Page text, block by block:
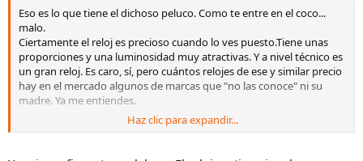
Eso es lo que tiene el dichoso peluco. Como te entre en el coco...
malo.
Ciertamente el reloj es precioso cuando lo ves puesto.Tiene unas
proporciones y una luminosidad muy atractivas. Y a nivel técnico es
un gran reloj. Es caro, sí, pero cuántos relojes de ese y similar precio
hay en el mercado algunos de marcas que "no las conoce" ni su
madre. Ya me entiendes.
No dejes de interesarte por el reloj. No te arrepentirás y además,
Haz clic para expandir...